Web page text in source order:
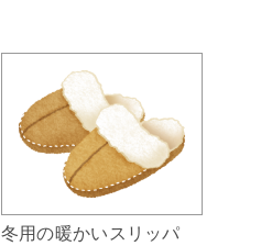
冬用の暖かいスリッパ